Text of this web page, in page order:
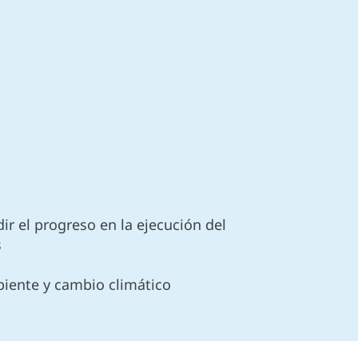
el progreso en la ejecución del
y cambio climático